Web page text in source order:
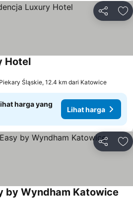
Bagikan
Hotel
Piekary Śląskie, 12.4 km dari Katowice
harga yang
Lihat harga
Bagikan
by Wyndham Katowice